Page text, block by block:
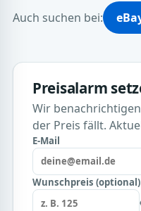
Auch suchen bei:
Preisalarm
Wir
der Preis fällt.
E-Mail
Wunschpreis (optional)